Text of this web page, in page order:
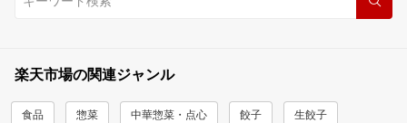
楽天市場の関連ジャンル
食品 惣菜 中華惣菜・点心 餃子 生餃子